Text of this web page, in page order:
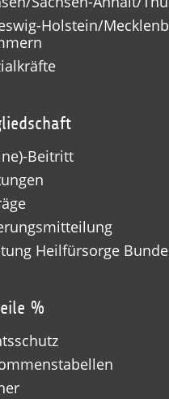
Holstein/
Beitritt
Heilfürsorge
%